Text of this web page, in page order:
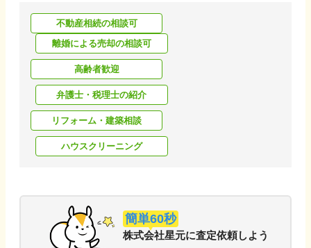
不動産相続の相談可
離婚による売却の相談可
高齢者歓迎
弁護士・税理士の紹介
リフォーム・建築相談
ハウスクリーニング
簡単60秒
株式会社星元に査定依頼しよう